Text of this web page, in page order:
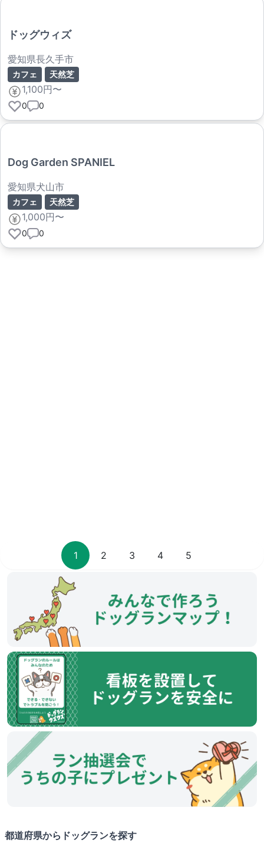
ドッグウィズ
愛知県長久手市
カフェ 天然芝
1,100円〜
0 0
Dog Garden SPANIEL
愛知県犬山市
カフェ 天然芝
1,000円〜
0 0
1 2 3 4 5
都道府県からドッグランを探す